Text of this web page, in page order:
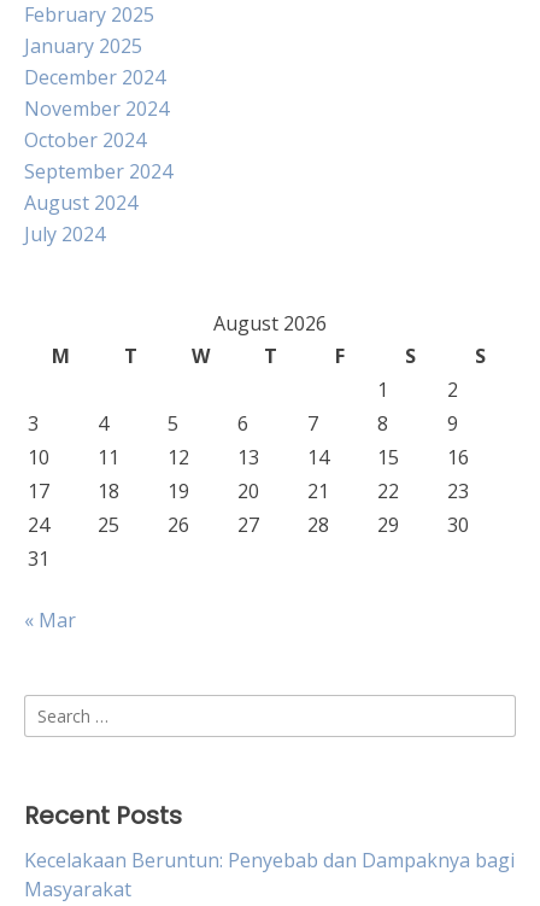
February 2025
January 2025
December 2024
November 2024
October 2024
September 2024
August 2024
July 2024
August 2026
M
T W T F S
S
1
2
3
4 5 6 7 8
9
10
11 12 13 14 15
16
17
18 19 20 21 22
23
24
25 26 27 28 29
30
31
« Mar
Search
for:
Recent Posts
Kecelakaan Beruntun: Penyebab dan Dampaknya bagi
Masyarakat